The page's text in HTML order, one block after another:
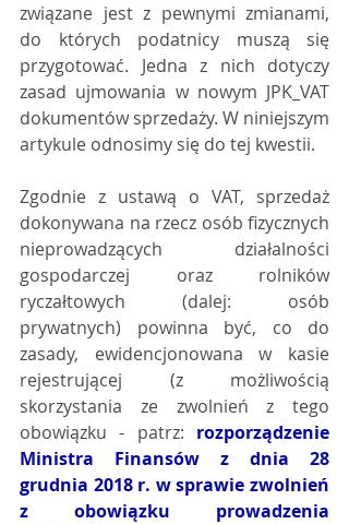
związane jest z pewnymi zmianami,
do których podatnicy muszą się
przygotować. Jedna z nich dotyczy
zasad ujmowania w nowym JPK_VAT
dokumentów sprzedaży. W niniejszym
artykule odnosimy się do tej kwestii.
Zgodnie z ustawą o VAT, sprzedaż
dokonywana na rzecz osób fizycznych
nieprowadzących działalności
gospodarczej oraz rolników
ryczałtowych (dalej: osób
prywatnych) powinna być, co do
zasady, ewidencjonowana w kasie
rejestrującej (z możliwością
skorzystania ze zwolnień z tego
obowiązku - patrz: rozporządzenie
Ministra Finansów z dnia 28
grudnia 2018 r. w sprawie zwolnień
z obowiązku prowadzenia